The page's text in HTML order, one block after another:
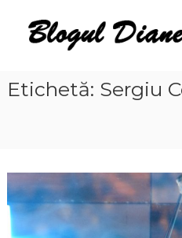
content
Blogul
Dianei
opinie,
călătorii
Etichetă: Sergiu